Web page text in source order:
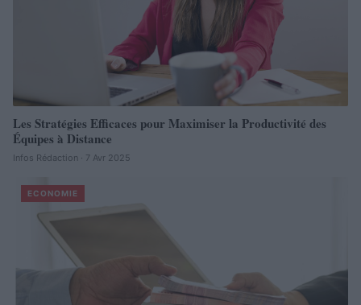
Les Stratégies Efficaces pour Maximiser la Productivité des
Équipes à Distance
Infos Rédaction · 7 Avr 2025
ECONOMIE